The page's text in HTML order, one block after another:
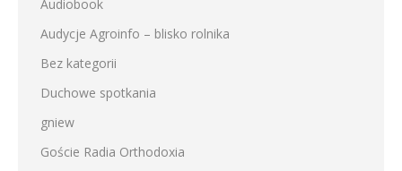
Audiobook
Audycje Agroinfo – blisko rolnika
Bez kategorii
Duchowe spotkania
gniew
Goście Radia Orthodoxia